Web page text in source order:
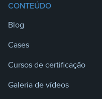
CONTEÚDO
Blog
Cases
Cursos de certificação
Galeria de vídeos